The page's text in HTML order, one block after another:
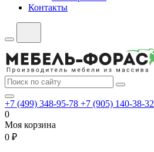
Контакты
+7 (499) 348-95-78 +7 (905) 140-38-32
0
Моя корзина
0 ₽